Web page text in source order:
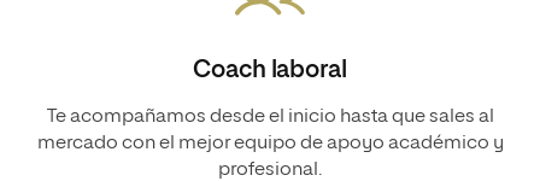
Coach laboral
Te acompañamos desde el inicio hasta que sales al
mercado con el mejor equipo de apoyo académico y
profesional.